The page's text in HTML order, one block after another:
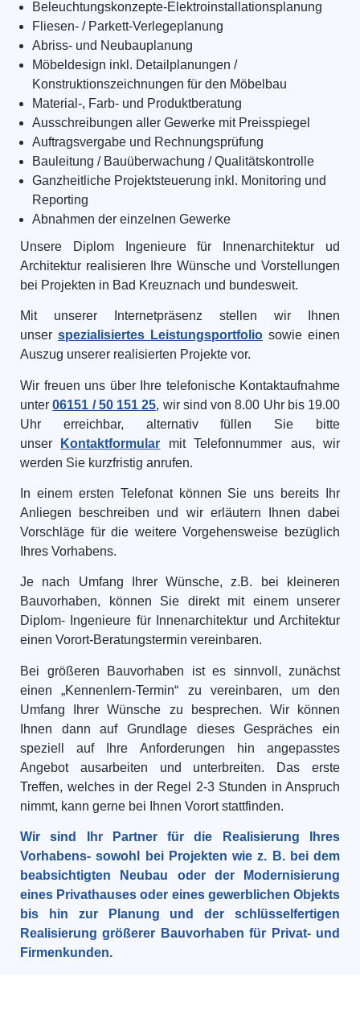
Beleuchtungskonzepte-Elektroinstallationsplanung
Fliesen- / Parkett-Verlegeplanung
Abriss- und Neubauplanung
Möbeldesign inkl. Detailplanungen /
Konstruktionszeichnungen für den Möbelbau
Material-, Farb- und Produktberatung
Ausschreibungen aller Gewerke mit Preisspiegel
Auftragsvergabe und Rechnungsprüfung
Bauleitung / Bauüberwachung / Qualitätskontrolle
Ganzheitliche Projektsteuerung inkl. Monitoring und
Reporting
Abnahmen der einzelnen Gewerke
Unsere Diplom Ingenieure für Innenarchitektur ud
Architektur realisieren Ihre Wünsche und Vorstellungen
bei Projekten in Bad Kreuznach und bundesweit.
Mit unserer Internetpräsenz stellen wir Ihnen
unser spezialisiertes Leistungsportfolio sowie einen
Auszug unserer realisierten Projekte vor.
Wir freuen uns über Ihre telefonische Kontaktaufnahme
unter06151 / 50 151 25, wir sind von 8.00 Uhr bis 19.00
Uhr erreichbar, alternativ füllen Sie bitte
unser
Kontaktformular mit Telefonnummer aus, wir
werden Sie kurzfristig anrufen.
In einem ersten Telefonat können Sie uns bereits Ihr
Anliegen beschreiben und wir erläutern Ihnen dabei
Vorschläge für die weitere Vorgehensweise bezüglich
Ihres Vorhabens.
Je nach Umfang Ihrer Wünsche, z.B. bei kleineren
Bauvorhaben, können Sie direkt mit einem unserer
Diplom- Ingenieure für Innenarchitektur und Architektur
einen Vorort-Beratungstermin vereinbaren.
Bei größeren Bauvorhaben ist es sinnvoll, zunächst
einen „Kennenlern-Termin“ zu vereinbaren, um den
Umfang Ihrer Wünsche zu besprechen. Wir können
Ihnen dann auf Grundlage dieses Gespräches ein
speziell auf Ihre Anforderungen hin angepasstes
Angebot ausarbeiten und unterbreiten. Das erste
Treffen, welches in der Regel 2-3 Stunden in Anspruch
nimmt, kann gerne bei Ihnen Vorort stattfinden.
Wir sind Ihr Partner für die Realisierung Ihres
Vorhabens- sowohl bei Projekten wie z. B. bei dem
beabsichtigten Neubau oder der Modernisierung
eines Privathauses oder eines gewerblichen Objekts
bis hin zur Planung und der schlüsselfertigen
Realisierung größerer Bauvorhaben für Privat- und
Firmenkunden.